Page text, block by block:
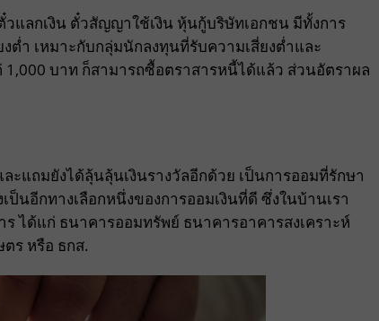
แลกเงิน ตั๋วสัญญาใช้เงิน หุ้นกู้บริษัทเอกชน มีทั้งการ
ต่ำ เหมาะกับกลุ่มนักลงทุนที่รับความเสี่ยงต่ำและ
1,000 บาท ก็สามารถซื้อตราสารหนี้ได้แล้ว ส่วนอัตราผล
ะแถมยังได้ลุ้นลุ้นเงินรางวัลอีกด้วย เป็นการออมที่รักษา
นอีกทางเลือกหนึ่งของการออมเงินที่ดี ซึ่งในบ้านเรา
ได้แก่ ธนาคารออมทรัพย์ ธนาคารอาคารสงเคราะห์
ร หรือ ธกส.